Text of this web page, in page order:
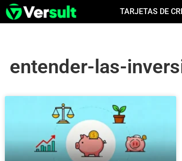
TARJETAS DE
entender-las-